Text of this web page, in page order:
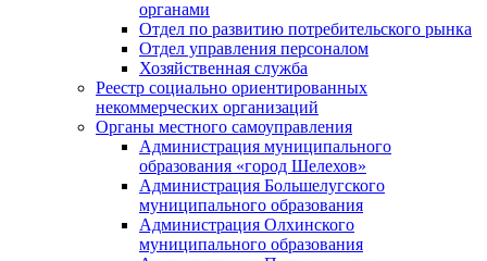
органами
Отдел по развитию потребительского рынка
Отдел управления персоналом
Хозяйственная служба
Реестр социально ориентированных
некоммерческих организаций
Органы местного самоуправления
Администрация муниципального
образования «город Шелехов»
Администрация Большелугского
муниципального образования
Администрация Олхинского
муниципального образования